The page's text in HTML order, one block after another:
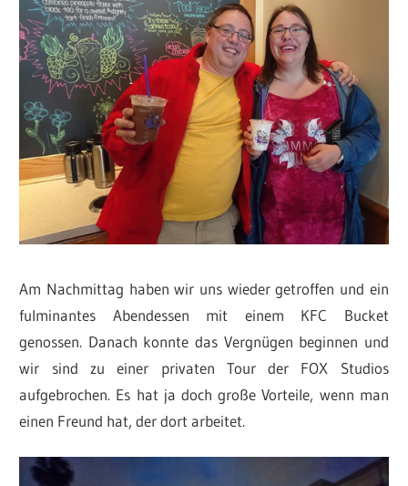
Am Nachmittag haben wir uns wieder getroffen und ein
fulminantes Abendessen mit einem KFC Bucket
genossen. Danach konnte das Vergnügen beginnen und
wir sind zu einer privaten Tour der FOX Studios
aufgebrochen. Es hat ja doch große Vorteile, wenn man
einen Freund hat, der dort arbeitet.